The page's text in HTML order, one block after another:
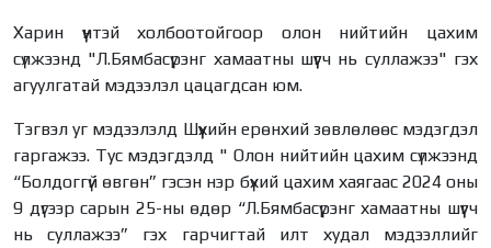
Харин үүнтэй холбоотойгоор олон нийтийн цахим
сүлжээнд "Л.Бямбасүрэнг хамаатны шүүгч нь суллажээ" гэх
агуулгатай мэдээлэл цацагдсан юм.
Тэгвэл уг мэдээлэлд Шүүхийн ерөнхий зөвлөлөөс мэдэгдэл
гаргажээ. Тус мэдэгдэлд " Олон нийтийн цахим сүлжээнд
“Болдоггүй өвгөн” гэсэн нэр бүхий цахим хаягаас 2024 оны
9 дүгээр сарын 25-ны өдөр “Л.Бямбасүрэнг хамаатны шүүгч
нь суллажээ” гэх гарчигтай илт худал мэдээллийг